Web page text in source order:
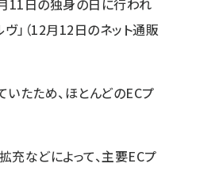
月11日の独身の日に行われ
ヴ」（12月12日のネット通販
たため、ほとんどのECプ
充などによって、主要ECプ